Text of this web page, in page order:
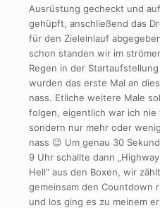
Ausrüstung gecheckt und
gehüpft, anschließend das
für den Zieleinlauf
schon standen wir im
Regen in der
wurden das erste Mal an
nass. Etliche weitere Male
folgen, eigentlich war ich nie
sondern nur mehr oder
nass 😉 Um genau 30
9 Uhr schallte dann
Hell“ aus den Boxen, wir
gemeinsam den Countdown
und los ging es zu meinem